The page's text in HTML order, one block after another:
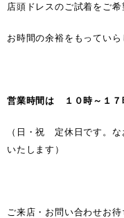
店頭ドレスのご試着をご
お時間の余裕をもっていら
営業時間は １０時～１７
（日・祝 定休日です。
いたします）
ご来店・お問い合わせお